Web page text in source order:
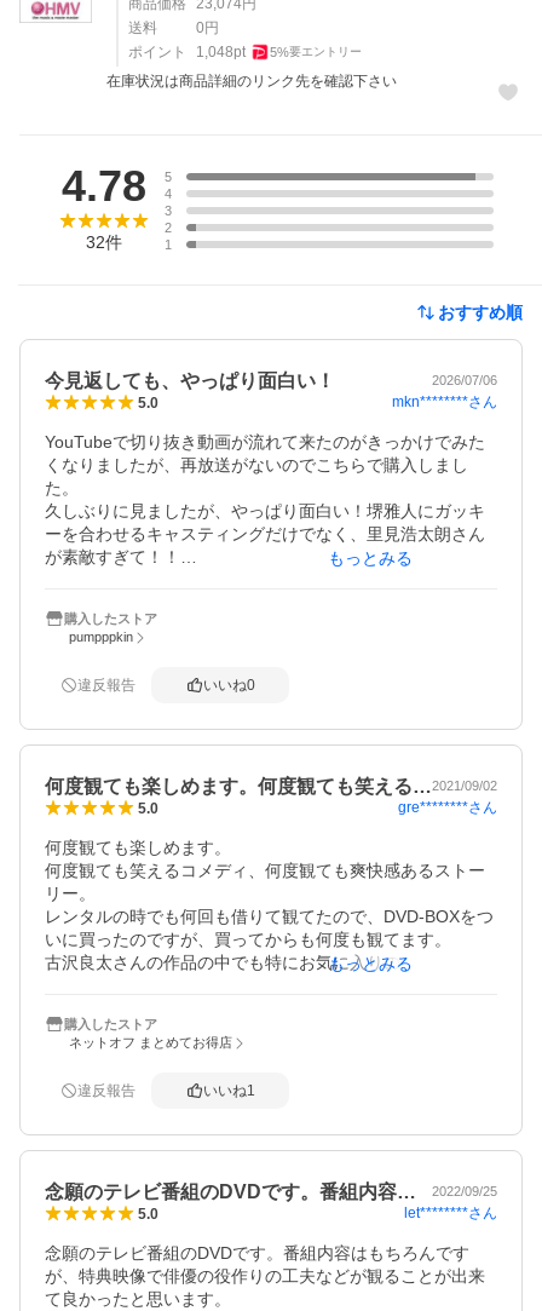
商品価格 23,074円
送料
0 円
ポイント
1,048pt 5%要エントリー
在庫状況は商品詳細のリンク先を確認下さい
4.78
32件
5
4
3
2
1
おすすめ順
今見返しても、やっぱり面白い！ 2026/07/06
5.0 mkn********さん
YouTubeで切り抜き動画が流れて来たのがきっかけでみた
くなりましたが、再放送がないのでこちらで購入しまし
た。
久しぶりに見ましたが、やっぱり面白い！堺雅人にガッキ
ーを合わせるキャスティングだけでなく、里見浩太朗さん
が素敵すぎて！！
まだ途中ですが、企画メンバーに「相棒」制作の方も参加
されており、迷っていた相棒好きな姪っ子の誕生日プレゼ
よろしくお願いします^ - ^
もっとみる
購入したストア
pumpppkin
違反報告 いいね0
何度観ても楽しめます。何度観ても笑える…2021/09/02
5.0 gre********さん
何度観ても楽しめます。
何度観ても笑えるコメディ、何度観ても爽快感あるストー
リー。
レンタルの時でも何回も借りて観てたので、DVD-BOXをつ
いに買ったのですが、買ってからも何度も観てます。
古沢良太さんの作品の中でも特にお気に入りの最高傑作ド
した。
もっとみる
購入したストア
ネットオフ まとめてお得店
違反報告 いいね1
念願のテレビ番組のDVDです。番組内容… 2022/09/25
5.0 let********さん
念願のテレビ番組のDVDです。番組内容はもちろんです
が、特典映像で俳優の役作りの工夫などが観ることが出来
て良かったと思います。